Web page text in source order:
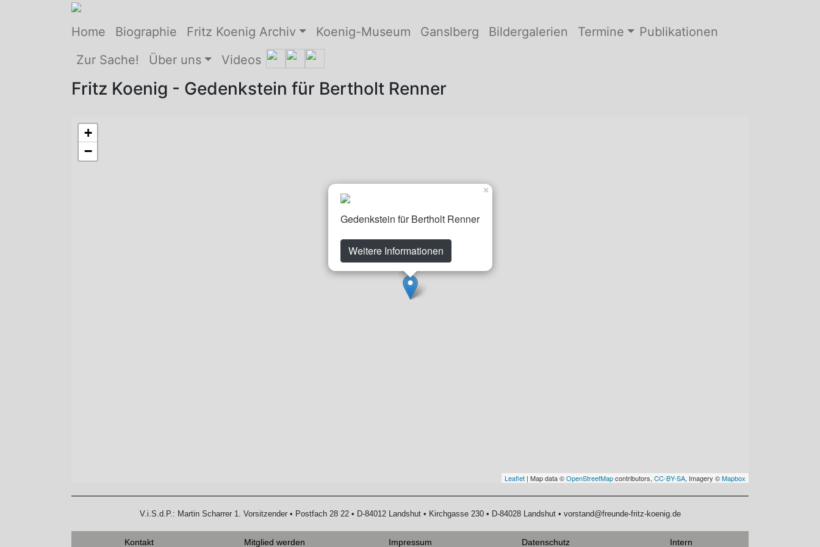
Home Biographie Fritz Koenig Archiv Koenig-Museum Ganslberg Bildergalerien Termine
Publikationen
Zur Sache!
Über uns Videos
Fritz Koenig - Gedenkstein für Bertholt Renner
Gedenkstein für Bertholt Renner
Weitere Informationen
×
+
−
Leaflet | Map data ©OpenStreetMapcontributors, CC-BY-SA, Imagery ©Mapbox
V.i.S.d.P.: Martin Scharrer 1. Vorsitzender • Postfach 28 22 • D-84012 Landshut • Kirchgasse 230 • D-84028 Landshut • vorstand@freunde-fritz-koenig.de
Kontakt Mitglied werden Impressum Datenschutz Intern